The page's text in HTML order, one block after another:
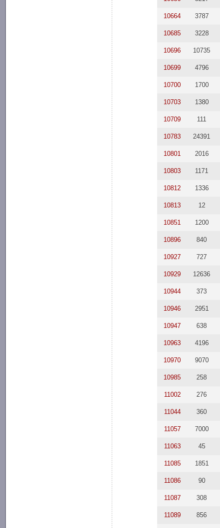
10664 3787
10685 3228
10696 10735
10699 4796
10700 1700
10703 1380
10709 111
10783 24391
10801 2016
10803 1171
10812 1336
10813 12
10851 1200
10896 840
10927 727
10929 12636
10944 373
10946 2951
10947 638
10963 4196
10970 9070
10985 258
11002 276
11044 360
11057 7000
11063 45
11085 1851
11086 90
11087 308
11089 856